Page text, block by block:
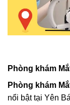
Phòng khám
Phòng khám
nổi bật tại Yên